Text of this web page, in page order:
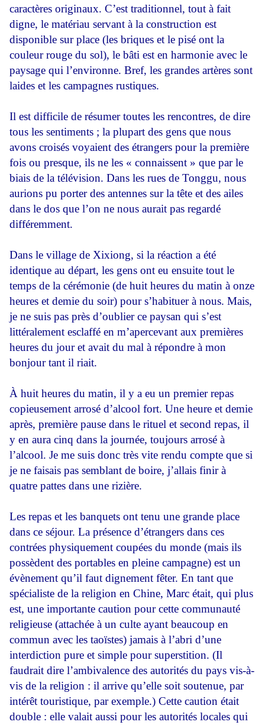
caractères originaux. C’est traditionnel, tout à fait
digne, le matériau servant à la construction est
disponible sur place (les briques et le pisé ont la
couleur rouge du sol), le bâti est en harmonie avec le
paysage qui l’environne. Bref, les grandes artères sont
laides et les campagnes rustiques.
Il est difficile de résumer toutes les rencontres, de dire
tous les sentiments ; la plupart des gens que nous
avons croisés voyaient des étrangers pour la première
fois ou presque, ils ne les « connaissent » que par le
biais de la télévision. Dans les rues de Tonggu, nous
aurions pu porter des antennes sur la tête et des ailes
dans le dos que l’on ne nous aurait pas regardé
différemment.
Dans le village de Xixiong, si la réaction a été
identique au départ, les gens ont eu ensuite tout le
temps de la cérémonie (de huit heures du matin à onze
heures et demie du soir) pour s’habituer à nous. Mais,
je ne suis pas près d’oublier ce paysan qui s’est
littéralement esclaffé en m’apercevant aux premières
heures du jour et avait du mal à répondre à mon
bonjour tant il riait.
À huit heures du matin, il y a eu un premier repas
copieusement arrosé d’alcool fort. Une heure et demie
après, première pause dans le rituel et second repas, il
y en aura cinq dans la journée, toujours arrosé à
l’alcool. Je me suis donc très vite rendu compte que si
je ne faisais pas semblant de boire, j’allais finir à
quatre pattes dans une rizière.
Les repas et les banquets ont tenu une grande place
dans ce séjour. La présence d’étrangers dans ces
contrées physiquement coupées du monde (mais ils
possèdent des portables en pleine campagne) est un
évènement qu’il faut dignement fêter. En tant que
spécialiste de la religion en Chine, Marc était, qui plus
est, une importante caution pour cette communauté
religieuse (attachée à un culte ayant beaucoup en
commun avec les taoïstes) jamais à l’abri d’une
interdiction pure et simple pour superstition. (Il
faudrait dire l’ambivalence des autorités du pays vis-à-
vis de la religion : il arrive qu’elle soit soutenue, par
intérêt touristique, par exemple.) Cette caution était
double : elle valait aussi pour les autorités locales qui